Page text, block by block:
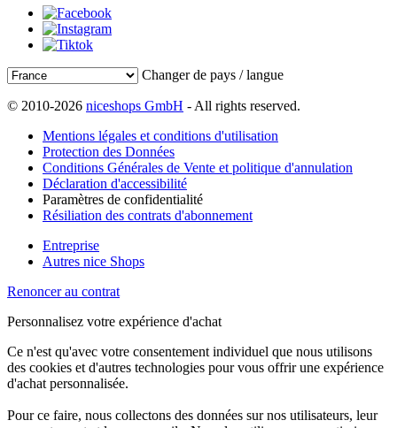
Changer de pays / langue
© 2010-2026 niceshops GmbH - All rights reserved.
Mentions légales et conditions d'utilisation
Protection des Données
Conditions Générales de Vente et politique d'annulation
Déclaration d'accessibilité
Paramètres de confidentialité
Résiliation des contrats d'abonnement
Entreprise
Autres nice Shops
Renoncer au contrat
Personnalisez votre expérience d'achat
Ce n'est qu'avec votre consentement individuel que nous utilisons
des cookies et d'autres technologies pour vous offrir une expérience
d'achat personnalisée.
Pour ce faire, nous collectons des données sur nos utilisateurs, leur